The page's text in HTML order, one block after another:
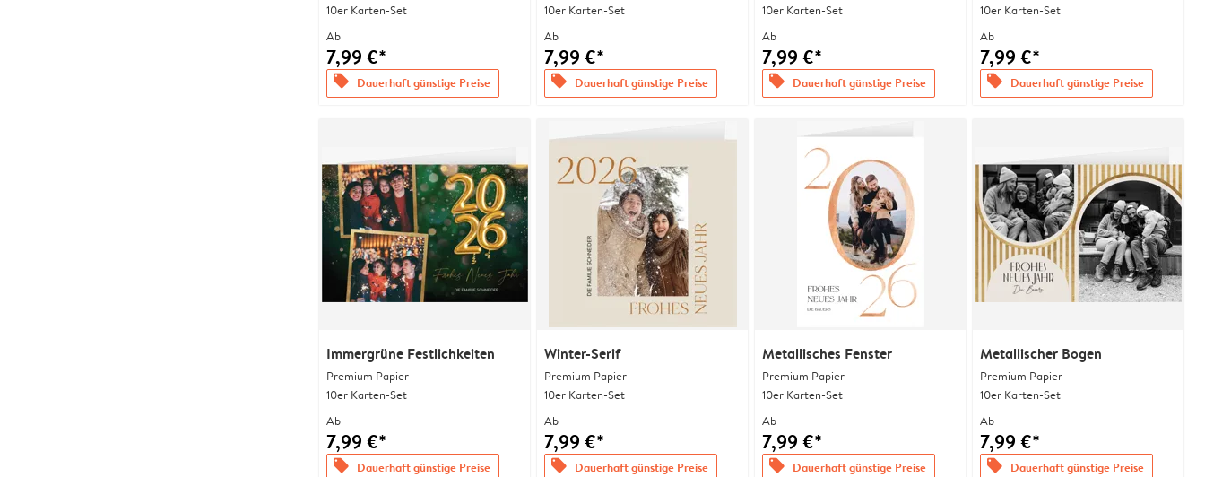
10er Karten-Set
Ab
7,99 €*
offers Dauerhaft günstige Preise
10er Karten-Set
Ab
7,99 €*
offers Dauerhaft günstige Preise
10er Karten-Set
Ab
7,99 €*
offers Dauerhaft günstige Preise
10er Karten-Set
Ab
7,99 €*
offers Dauerhaft günstige Preise
Immergrüne Festlichkeiten
Premium Papier
10er Karten-Set
Ab
7,99 €*
offers Dauerhaft günstige Preise
Winter-Serif
Premium Papier
10er Karten-Set
Ab
7,99 €*
offers Dauerhaft günstige Preise
Metallisches Fenster
Premium Papier
10er Karten-Set
Ab
7,99 €*
offers Dauerhaft günstige Preise
Metallischer Bogen
Premium Papier
10er Karten-Set
Ab
7,99 €*
offers Dauerhaft günstige Preise